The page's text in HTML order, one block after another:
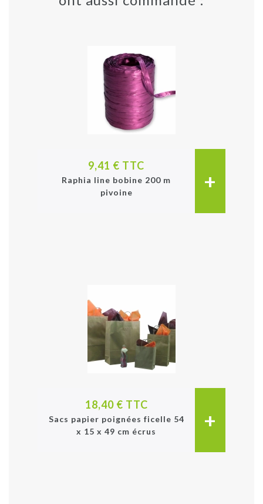
9,41 € TTC
Raphia line bobine 200 m
pivoine
+
18,40 € TTC
Sacs papier poignées ficelle 54
x 15 x 49 cm écrus
+